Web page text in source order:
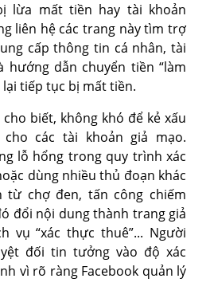
lừa mất tiền hay tài khoản
liên hệ các trang này tìm trợ
cấp thông tin cá nhân, tài
hướng dẫn chuyển tiền “làm
tiếp tục bị mất tiền.
cho biết, không khó để kẻ xấu
các tài khoản giả mạo.
lỗ hổng trong quy trình xác
dùng nhiều thủ đoạn khác
từ chợ đen, tấn công chiếm
đổi nội dung thành trang giả
vụ “xác thực thuê”... Người
đối tin tưởng vào độ xác
vì rõ ràng Facebook quản lý